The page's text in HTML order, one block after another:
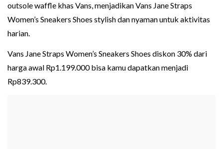
outsole waffle khas Vans, menjadikan Vans Jane Straps
Women’s Sneakers Shoes stylish dan nyaman untuk aktivitas
harian.
Vans Jane Straps Women’s Sneakers Shoes diskon 30% dari
harga awal Rp1.199.000 bisa kamu dapatkan menjadi
Rp839.300.